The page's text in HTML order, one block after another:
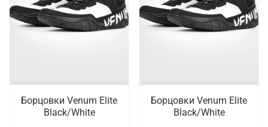
Борцовки Venum Elite
Black/White
Борцовки Venum Elite
Black/White